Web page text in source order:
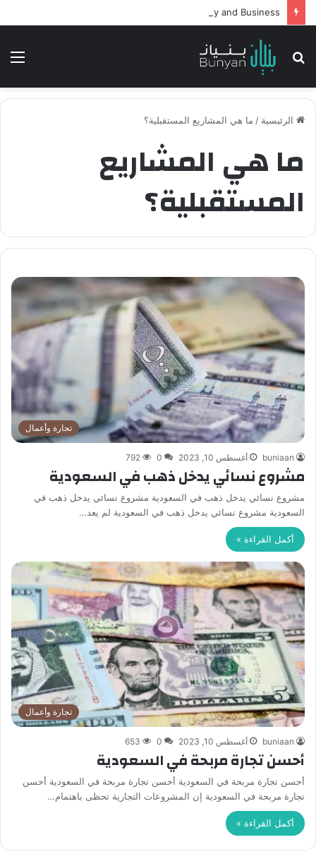
بحث
الرئيسية / ما هي المشاريع المستقبلية؟
ما هي المشاريع
المستقبلية؟
تجارة وأعمال
buniaan أغسطس 10, 2023 0
792
مشروع نسائي يدخل ذهب في السعودية
مشروع نسائي يدخل ذهب في السعودية مشروع نسائي يدخل ذهب في
السعودية مشروع نسائي يدخل ذهب في السعودية لم يعد…
أكمل القراءة »
تجارة وأعمال
buniaan أغسطس 10, 2023 0
653
أحسن تجارة مربحة في السعودية
أحسن تجارة مربحة في السعودية أحسن تجارة مربحة في السعودية أحسن
تجارة مربحة في السعودية إن المشروعات التجارية تحظى باهتمام…
أكمل القراءة »